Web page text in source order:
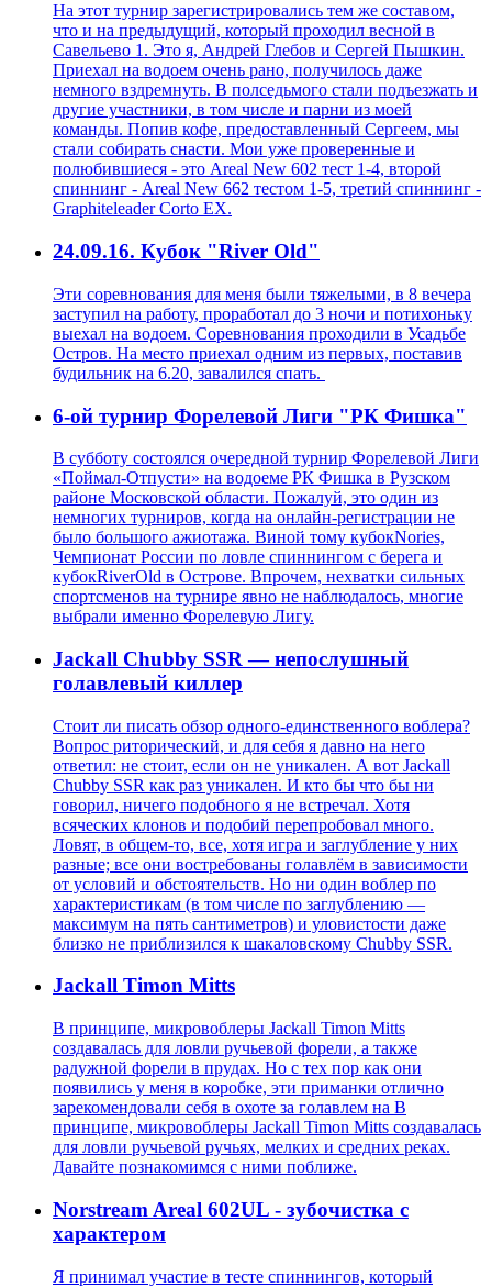
На этот турнир зарегистрировались тем же составом,
что и на предыдущий, который проходил весной в
Савельево 1. Это я, Андрей Глебов и Сергей Пышкин.
Приехал на водоем очень рано, получилось даже
немного вздремнуть. В полседьмого стали подъезжать и
другие участники, в том числе и парни из моей
команды. Попив кофе, предоставленный Сергеем, мы
стали собирать снасти. Мои уже проверенные и
полюбившиеся - это Areal New 602 тест 1-4, второй
спиннинг - Areal New 662 тестом 1-5, третий спиннинг -
Graphiteleader Corto EX.
24.09.16. Кубок "River Old"
Эти соревнования для меня были тяжелыми, в 8 вечера
заступил на работу, проработал до 3 ночи и потихоньку
выехал на водоем. Соревнования проходили в Усадьбе
Остров. На место приехал одним из первых, поставив
будильник на 6.20, завалился спать.
6-ой турнир Форелевой Лиги "РК Фишка"
В субботу состоялся очередной турнир Форелевой Лиги
«Поймал-Отпусти» на водоеме РК Фишка в Рузском
районе Московской области. Пожалуй, это один из
немногих турниров, когда на онлайн-регистрации не
было большого ажиотажа. Виной тому кубокNories,
Чемпионат России по ловле спиннингом с берега и
кубокRiverOld в Острове. Впрочем, нехватки сильных
спортсменов на турнире явно не наблюдалось, многие
выбрали именно Форелевую Лигу.
Jackall Chubby SSR — непослушный
голавлевый киллер
Стоит ли писать обзор одного-единственного воблера?
Вопрос риторический, и для себя я давно на него
ответил: не стоит, если он не уникален. А вот Jackall
Chubby SSR как раз уникален. И кто бы что бы ни
говорил, ничего подобного я не встречал. Хотя
всяческих клонов и подобий перепробовал много.
Ловят, в общем-то, все, хотя игра и заглубление у них
разные; все они востребованы голавлём в зависимости
от условий и обстоятельств. Но ни один воблер по
характеристикам (в том числе по заглублению —
максимум на пять сантиметров) и уловистости даже
близко не приблизился к шакаловскому Chubby SSR.
Jackall Timon Mitts
В принципе, микровоблеры Jackall Timon Mitts
создавалась для ловли ручьевой форели, а также
радужной форели в прудах. Но с тех пор как они
появились у меня в коробке, эти приманки отлично
зарекомендовали себя в охоте за голавлем на В
принципе, микровоблеры Jackall Timon Mitts создавалась
для ловли ручьевой ручьях, мелких и средних реках.
Давайте познакомимся с ними поближе.
Norstream Areal 602UL - зубочистка с
характером
Я принимал участие в тесте спиннингов, который